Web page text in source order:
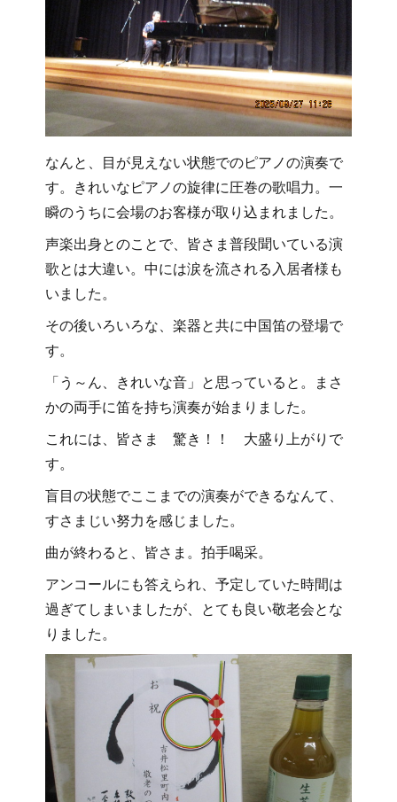
なんと、目が見えない状態でのピアノの演奏で
す。きれいなピアノの旋律に圧巻の歌唱力。一
瞬のうちに会場のお客様が取り込まれました。
声楽出身とのことで、皆さま普段聞いている演
歌とは大違い。中には涙を流される入居者様も
いました。
その後いろいろな、楽器と共に中国笛の登場で
す。
「う～ん、きれいな音」と思っていると。まさ
かの両手に笛を持ち演奏が始まりました。
これには、皆さま 驚き！！ 大盛り上がりで
す。
盲目の状態でここまでの演奏ができるなんて、
すさまじい努力を感じました。
曲が終わると、皆さま。拍手喝采。
アンコールにも答えられ、予定していた時間は
過ぎてしまいましたが、とても良い敬老会とな
りました。